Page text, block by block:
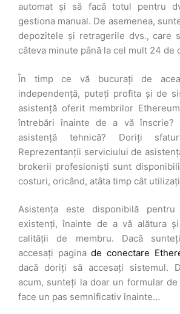
automat și să facă totul pentru
gestiona manual. De asemenea,
depozitele și retragerile dvs., care
câteva minute până la cel mult 24 de
În timp ce vă bucurați de
independență, puteți profita și de
asistență oferit membrilor
întrebări înainte de a vă înscrie?
asistență tehnică? Doriți
Reprezentanții serviciului de
brokerii profesioniști sunt
costuri, oricând, atâta timp cât
Asistența este disponibilă
existenți, înainte de a vă alătura
calității de membru. Dacă
accesați paginade conectare
dacă doriți să accesați sistemul.
acum, sunteți la doar un formular
face un pas semnificativ înainte…